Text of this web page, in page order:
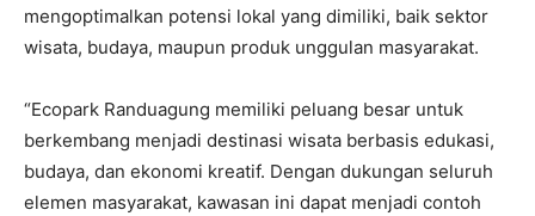
mengoptimalkan potensi lokal yang dimiliki, baik sektor
wisata, budaya, maupun produk unggulan masyarakat.
“Ecopark Randuagung memiliki peluang besar untuk
berkembang menjadi destinasi wisata berbasis edukasi,
budaya, dan ekonomi kreatif. Dengan dukungan seluruh
elemen masyarakat, kawasan ini dapat menjadi contoh